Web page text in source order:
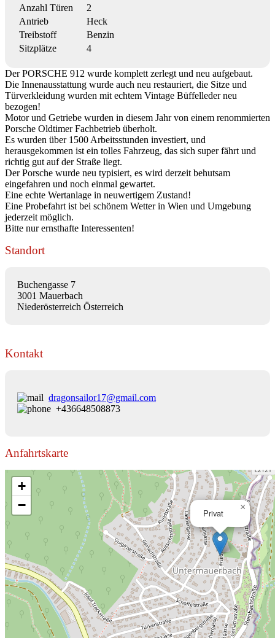
Anzahl Türen
2
Antrieb
Heck
Treibstoff
Benzin
Sitzplätze
4
Der PORSCHE 912 wurde komplett zerlegt und neu aufgebaut.
Die Innenausstattung wurde auch neu restauriert, die Sitze und
Türverkleidung wurden mit echtem Vintage Büffelleder neu
bezogen!
Motor und Getriebe wurden in diesem Jahr von einem renommierten
Porsche Oldtimer Fachbetrieb überholt.
Es wurden über 1500 Arbeitsstunden investiert, und
herausgekommen ist ein tolles Fahrzeug, das sich super fährt und
richtig gut auf der Straße liegt.
Der Porsche wurde neu typisiert, es wird derzeit behutsam
eingefahren und noch einmal gewartet.
Eine echte Wertanlage in neuwertigem Zustand!
Eine Probefahrt ist bei schönem Wetter in Wien und Umgebung
jederzeit möglich.
Bitte nur ernsthafte Interessenten!
Standort
Buchengasse 7
3001 Mauerbach
Niederösterreich Österreich
Kontakt
dragonsailor17@gmail.com
+436648508873
Anfahrtskarte
Privat
×
+
−